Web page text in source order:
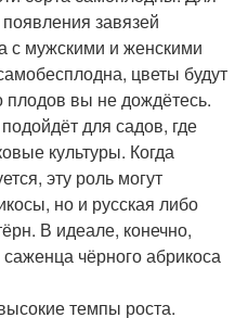
завязей
с мужскими и женскими
цветы будут
плодов вы не дождётесь.
для садов, где
культуры. Когда
эту роль могут
но и русская либо
В идеале, конечно,
чёрного абрикоса
темпы роста.